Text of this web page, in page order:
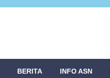
BERITA INFO ASN